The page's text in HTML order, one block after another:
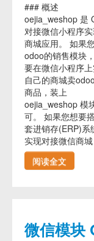
### 概述
oejia_weshop 是
对接微信小程序
商城应用。 如果
odoo的销售模块
要在微信小程序
自己的商城卖
商品，装上
oejia_weshop 模
可。 如果您想要
套进销存(ERP)系
实现对接微信商
阅读全文
微信模块